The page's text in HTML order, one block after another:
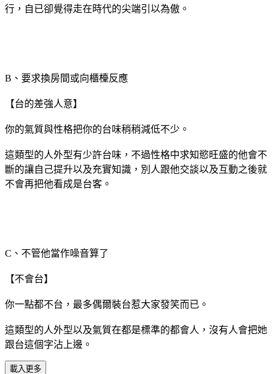
行，自已卻覺得走在時代的尖端引以為傲。
B、要求換房間或向櫃檯反應
【台的差強人意】
你的氣質與性格把你的台味稍稍減低不少。
這類型的人外型有少許台味，不過性格中求知慾旺盛的他會不
斷的讓自己提升以及充實知識，別人跟他交談以及互動之後就
不會再把他看成是台客。
C、不管他當作噪音算了
【不會台】
你一點都不台，最多偶爾裝台惹大家發笑而已。
這類型的人外型以及氣質在都是標準的都會人，沒有人會把她
跟台這個字沾上邊。
載入更多